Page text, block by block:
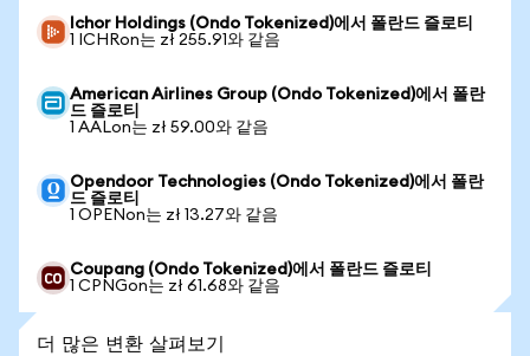
Ichor Holdings (Ondo Tokenized)에서 폴란드 즐로티
1 ICHRon는 zł 255.91와 같음
American Airlines Group (Ondo Tokenized)에서 폴란
드 즐로티
1 AALon는 zł 59.00와 같음
Opendoor Technologies (Ondo Tokenized)에서 폴란
드 즐로티
1 OPENon는 zł 13.27와 같음
Coupang (Ondo Tokenized)에서 폴란드 즐로티
1 CPNGon는 zł 61.68와 같음
더 많은 변환 살펴보기